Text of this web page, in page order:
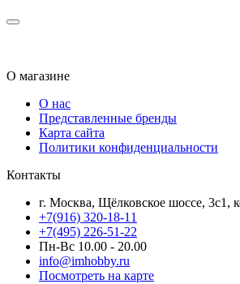
О магазине
О нас
Представленные бренды
Карта сайта
Политики конфиденциальности
Контакты
г. Москва, Щёлковское шоссе, 3с1,
+7(916) 320-18-11
+7(495) 226-51-22
Пн-Вс 10.00 - 20.00
info@imhobby.ru
Посмотреть на карте